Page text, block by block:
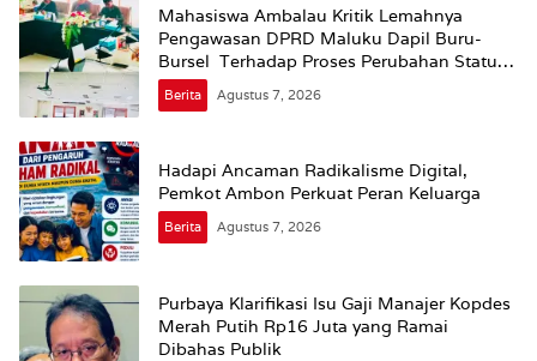
Mahasiswa Ambalau Kritik Lemahnya
Pengawasan DPRD Maluku Dapil Buru-
Bursel Terhadap Proses Perubahan Status
Jalan
Berita Agustus 7, 2026
Hadapi Ancaman Radikalisme Digital,
Pemkot Ambon Perkuat Peran Keluarga
Berita Agustus 7, 2026
Purbaya Klarifikasi Isu Gaji Manajer Kopdes
Merah Putih Rp16 Juta yang Ramai
Dibahas Publik